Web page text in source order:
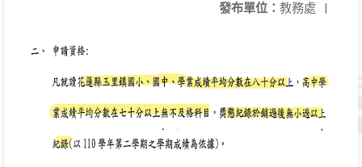
發布單位： 教務處 |